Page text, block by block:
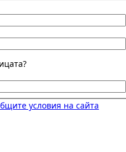
условия на сайта